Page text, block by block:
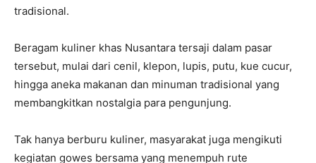
tradisional.
Beragam kuliner khas Nusantara tersaji dalam pasar
tersebut, mulai dari cenil, klepon, lupis, putu, kue cucur,
hingga aneka makanan dan minuman tradisional yang
membangkitkan nostalgia para pengunjung.
Tak hanya berburu kuliner, masyarakat juga mengikuti
kegiatan gowes bersama yang menempuh rute